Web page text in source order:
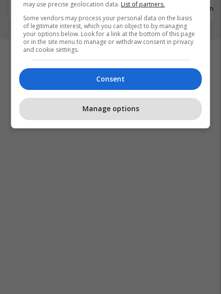
3 Gusht 2026
29 Gusht
may use precise geolocation data. List of partners.
Some vendors may process your personal data on the basis
of legitimate interest, which you can object to by managing
your options below. Look for a link at the bottom of this page
or in the site menu to manage or withdraw consent in privacy
and cookie settings.
Consent
Manage options